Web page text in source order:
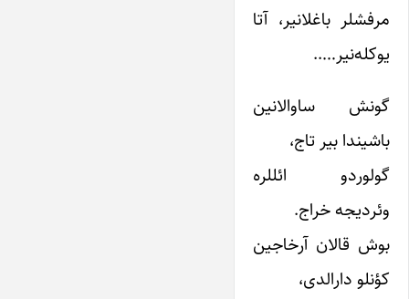
مرفشلر باغلانیر، آتا
یوکله‌نیر…..
گونش‌ ساوالانین‌
باشیندا بیر تاج‌،
گولوردو ائللره‌
وئردیجه‌ خراج‌.
بوش‌ قالان‌ آرخاجین‌
کؤنلو دارالدی‌،